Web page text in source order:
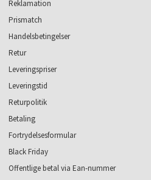
Reklamation
Prismatch
Handelsbetingelser
Retur
Leveringspriser
Leveringstid
Returpolitik
Betaling
Fortrydelsesformular
Black Friday
Offentlige betal via Ean-nummer